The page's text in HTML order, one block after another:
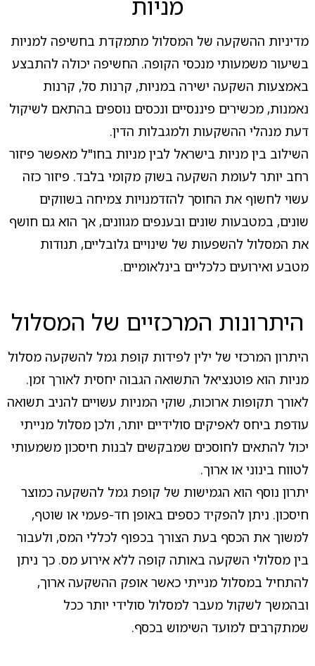
מדיניות ההשקעה של המסלול מתמקדת בחשיפה למניות
בשיעור משמעותי מנכסי הקופה. החשיפה יכולה להתבצע
באמצעות השקעה ישירה במניות, קרנות סל, קרנות
נאמנות, מכשירים פיננסיים ונכסים נוספים בהתאם לשיקול
דעת מנהלי ההשקעות ולמגבלות הדין.
השילוב בין מניות בישראל לבין מניות בחו"ל מאפשר פיזור
רחב יותר לעומת השקעה בשוק מקומי בלבד. פיזור כזה
עשוי לחשוף את החוסך להזדמנויות צמיחה בשווקים
שונים, במטבעות שונים ובענפים מגוונים, אך הוא גם חושף
את המסלול להשפעות של שינויים גלובליים, תנודות
מטבע ואירועים כלכליים בינלאומיים.
היתרונות המרכזיים של המסלול
היתרון המרכזי של ילין לפידות קופת גמל להשקעה מסלול
מניות הוא פוטנציאל התשואה הגבוה יחסית לאורך זמן.
לאורך תקופות ארוכות, שוקי המניות עשויים להניב תשואה
עודפת ביחס לאפיקים סולידיים יותר, ולכן מסלול מנייתי
יכול להתאים לחוסכים שמבקשים לבנות חיסכון משמעותי
לטווח בינוני או ארוך.
יתרון נוסף הוא הגמישות של קופת גמל להשקעה כמוצר
חיסכון. ניתן להפקיד כספים באופן חד-פעמי או שוטף,
למשוך את הכסף בעת הצורך בכפוף לכללי המס, ולעבור
בין מסלולי השקעה באותה קופה ללא אירוע מס. כך ניתן
להתחיל במסלול מנייתי כאשר אופק ההשקעה ארוך,
ובהמשך לשקול מעבר למסלול סולידי יותר ככל
שמתקרבים למועד השימוש בכסף.